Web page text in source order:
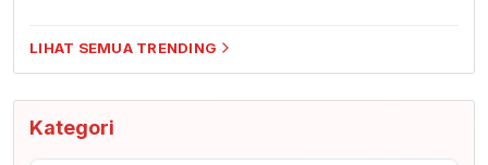
LIHAT SEMUA TRENDING
Kategori